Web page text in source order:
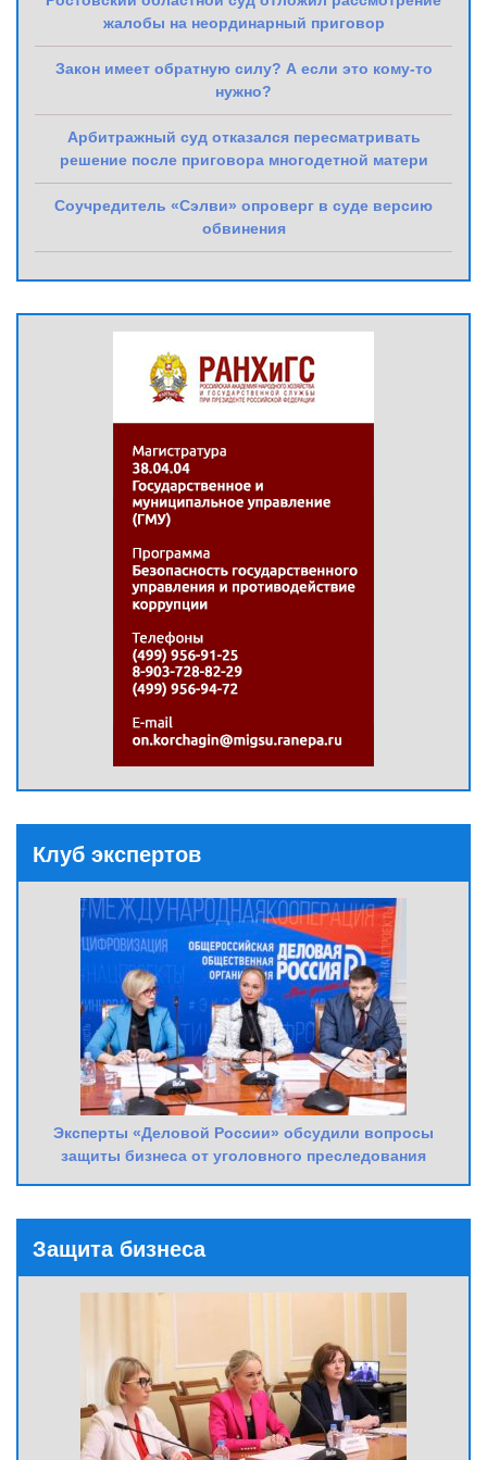
жалобы на неординарный приговор
Закон имеет обратную силу? А если это кому-то
нужно?
Арбитражный суд отказался пересматривать
решение после приговора многодетной матери
Соучредитель «Сэлви» опроверг в суде версию
обвинения
Клуб экспертов
Эксперты «Деловой России» обсудили вопросы
защиты бизнеса от уголовного преследования
Защита бизнеса